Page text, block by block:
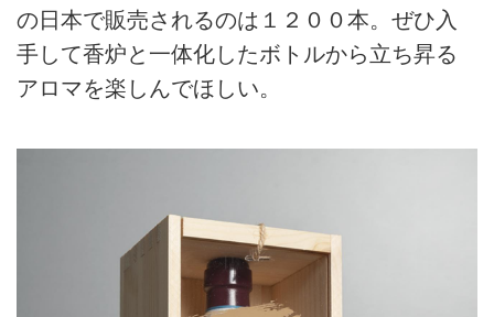
の日本で販売されるのは１２００本。ぜひ入
手して香炉と一体化したボトルから立ち昇る
アロマを楽しんでほしい。